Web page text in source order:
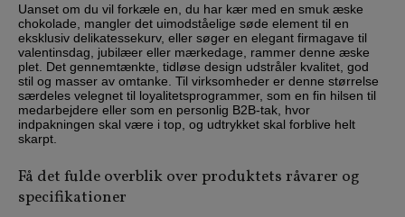
Uanset om du vil forkæle en, du har kær med en smuk æske
chokolade, mangler det uimodståelige søde element til en
eksklusiv delikatessekurv, eller søger en elegant firmagave til
valentinsdag, jubilæer eller mærkedage, rammer denne æske
plet. Det gennemtænkte, tidløse design udstråler kvalitet, god
stil og masser av omtanke. Til virksomheder er denne størrelse
særdeles velegnet til loyalitetsprogrammer, som en fin hilsen til
medarbejdere eller som en personlig B2B-tak, hvor
indpakningen skal være i top, og udtrykket skal forblive helt
skarpt.
Få det fulde overblik over produktets råvarer og
specifikationer